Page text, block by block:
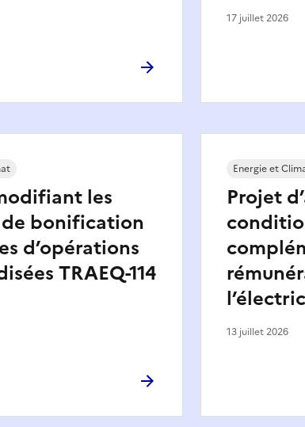
17 juillet 2026
les
bonification
d’opérations
TRAEQ-114
Projet
Energie et
13 juillet 2026